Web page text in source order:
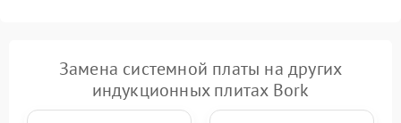
Замена системной платы на других
индукционных плитах Bork